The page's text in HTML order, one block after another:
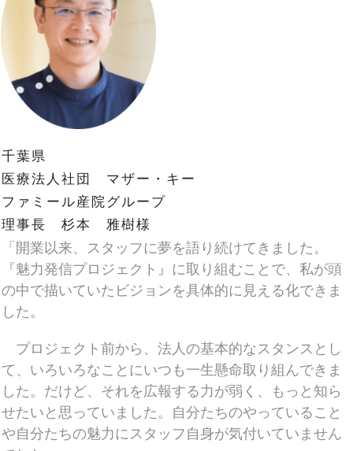
千葉県
医療法人社団 マザー・キー
ファミール産院グループ
理事長 杉本 雅樹様
「開業以来、スタッフに夢を語り続けてきました。
『魅力発信プロジェクト』に取り組むことで、私が頭
の中で描いていたビジョンを具体的に見える化できま
した。
プロジェクト前から、法人の基本的なスタンスとし
て、いろいろなことにいつも一生懸命取り組んできま
した。だけど、それを広報する力が弱く、もっと知ら
せたいと思っていました。自分たちのやっていること
や自分たちの魅力にスタッフ自身が気付いていません